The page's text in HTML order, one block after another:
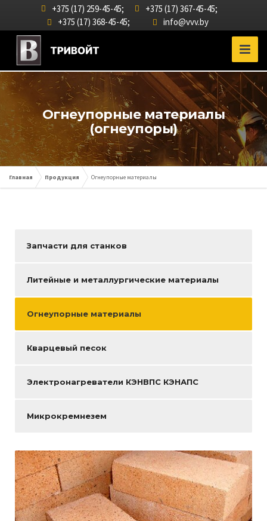
+375 (17) 259-45-45;
+375 (17) 367-45-45;
+375 (17) 368-45-45;
info@vvv.by
Огнеупорные материалы
(огнеупоры)
Главная Продукция Огнеупорные материалы
Запчасти для станков
Литейные и металлургические материалы
Огнеупорные материалы
Кварцевый песок
Электронагреватели КЭНВПС КЭНАПС
Микрокремнезем